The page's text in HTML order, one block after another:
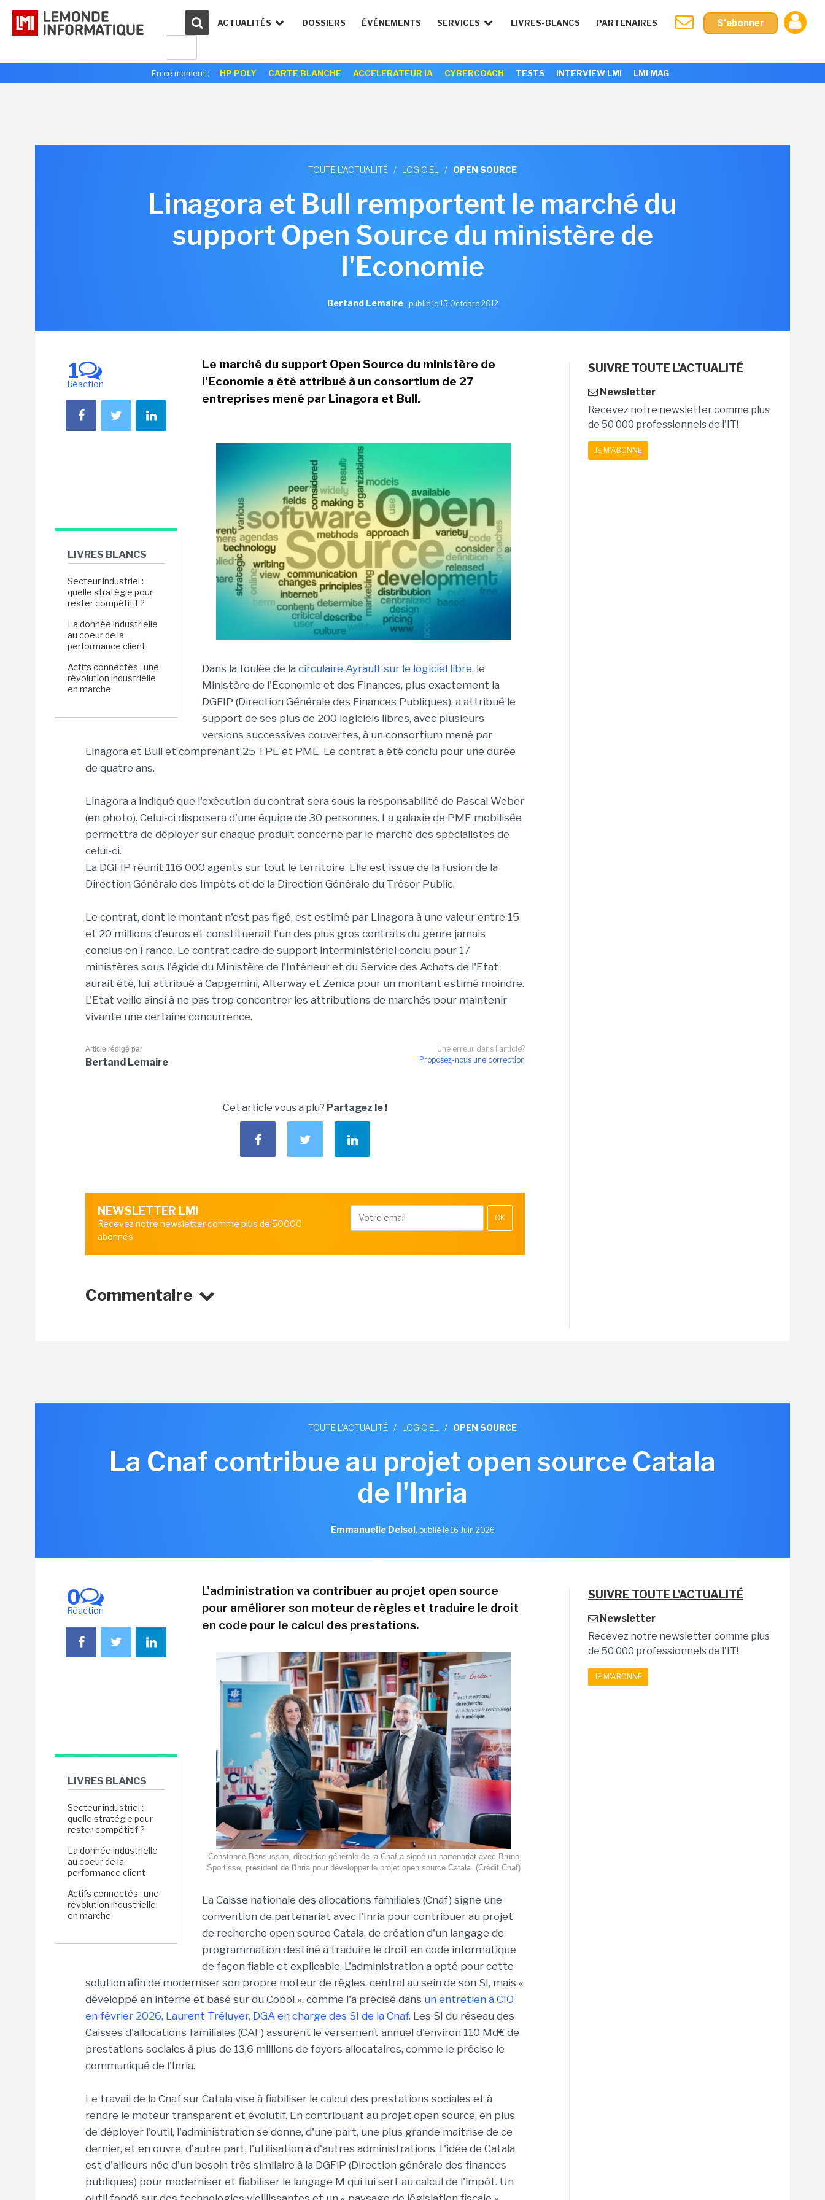
ACTUALITÉS DOSSIERS ÉVÉNEMENTS SERVICES LIVRES-BLANCS PARTENAIRES S'abonner
En ce moment : HP POLY CARTE BLANCHE ACCÉLERATEUR IA CYBERCOACH TESTS INTERVIEW LMI LMI MAG
TOUTE L'ACTUALITÉ / LOGICIEL / OPEN SOURCE
Linagora et Bull remportent le marché du
support Open Source du ministère de
l'Economie
Bertand Lemaire, publié le 15 Octobre 2012
1
Réaction
LIVRES BLANCS
Secteur industriel :
quelle stratégie pour
rester compétitif ?
La donnée industrielle
au coeur de la
performance client
Actifs connectés : une
révolution industrielle
en marche
Le marché du support Open Source du ministère de
l'Economie a été attribué à un consortium de 27
entreprises mené par Linagora et Bull.
Dans la foulée de la circulaire Ayrault sur le logiciel libre, le
Ministère de l'Economie et des Finances, plus exactement la
DGFIP (Direction Générale des Finances Publiques), a attribué le
support de ses plus de 200 logiciels libres, avec plusieurs
versions successives couvertes, à un consortium mené par
Linagora et Bull et comprenant 25 TPE et PME. Le contrat a été conclu pour une durée
de quatre ans.
Linagora a indiqué que l'exécution du contrat sera sous la responsabilité de Pascal Weber
(en photo). Celui-ci disposera d'une équipe de 30 personnes. La galaxie de PME mobilisée
permettra de déployer sur chaque produit concerné par le marché des spécialistes de
celui-ci.
La DGFIP réunit 116 000 agents sur tout le territoire. Elle est issue de la fusion de la
Direction Générale des Impôts et de la Direction Générale du Trésor Public.
Le contrat, dont le montant n'est pas figé, est estimé par Linagora à une valeur entre 15
et 20 millions d'euros et constituerait l'un des plus gros contrats du genre jamais
conclus en France. Le contrat cadre de support interministériel conclu pour 17
ministères sous l'égide du Ministère de l'Intérieur et du Service des Achats de l'Etat
aurait été, lui, attribué à Capgemini, Alterway et Zenica pour un montant estimé moindre.
L'Etat veille ainsi à ne pas trop concentrer les attributions de marchés pour maintenir
vivante une certaine concurrence.
Une erreur dans l'article?
Proposez-nous une correction
Article rédigé par
Bertand Lemaire
Cet article vous a plu? Partagez le !
NEWSLETTER LMI
Recevez notre newsletter comme plus de 50000
abonnés
OK
Commentaire
SUIVRE TOUTE L'ACTUALITÉ
Newsletter
Recevez notre newsletter comme plus
de 50 000 professionnels de l'IT!
JE M'ABONNE
TOUTE L'ACTUALITÉ / LOGICIEL / OPEN SOURCE
La Cnaf contribue au projet open source Catala
de l'Inria
Emmanuelle Delsol, publié le 16 Juin 2026
0
Réaction
LIVRES BLANCS
Secteur industriel :
quelle stratégie pour
rester compétitif ?
La donnée industrielle
au coeur de la
performance client
Actifs connectés : une
révolution industrielle
en marche
L'administration va contribuer au projet open source
pour améliorer son moteur de règles et traduire le droit
en code pour le calcul des prestations.
Constance Bensussan, directrice générale de la Cnaf a signé un partenariat avec Bruno
Sportisse, président de l'Inria pour développer le projet open source Catala. (Crédit Cnaf)
La Caisse nationale des allocations familiales (Cnaf) signe une
convention de partenariat avec l'Inria pour contribuer au projet
de recherche open source Catala, de création d'un langage de
programmation destiné à traduire le droit en code informatique
de façon fiable et explicable. L'administration a opté pour cette
solution afin de moderniser son propre moteur de règles, central au sein de son SI, mais «
développé en interne et basé sur du Cobol », comme l'a précisé dans un entretien à CIO
en février 2026, Laurent Tréluyer, DGA en charge des SI de la Cnaf. Les SI du réseau des
Caisses d'allocations familiales (CAF) assurent le versement annuel d'environ 110 Md€ de
prestations sociales à plus de 13,6 millions de foyers allocataires, comme le précise le
communiqué de l'Inria.
Le travail de la Cnaf sur Catala vise à fiabiliser le calcul des prestations sociales et à
rendre le moteur transparent et évolutif. En contribuant au projet open source, en plus
de déployer l'outil, l'administration se donne, d'une part, une plus grande maîtrise de ce
dernier, et en ouvre, d'autre part, l'utilisation à d'autres administrations. L'idée de Catala
est d'ailleurs née d'un besoin très similaire à la DGFiP (Direction générale des finances
publiques) pour moderniser et fiabiliser le langage M qui lui sert au calcul de l'impôt. Un
SUIVRE TOUTE L'ACTUALITÉ
Newsletter
Recevez notre newsletter comme plus
de 50 000 professionnels de l'IT!
JE M'ABONNE